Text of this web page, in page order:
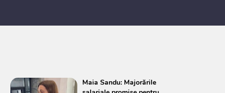
Maia Sandu: Majorările